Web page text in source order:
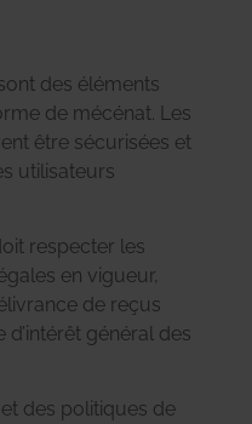
des éléments
de mécénat. Les
être sécurisées et
utilisateurs
respecter les
en vigueur,
de reçus
général des
des politiques de